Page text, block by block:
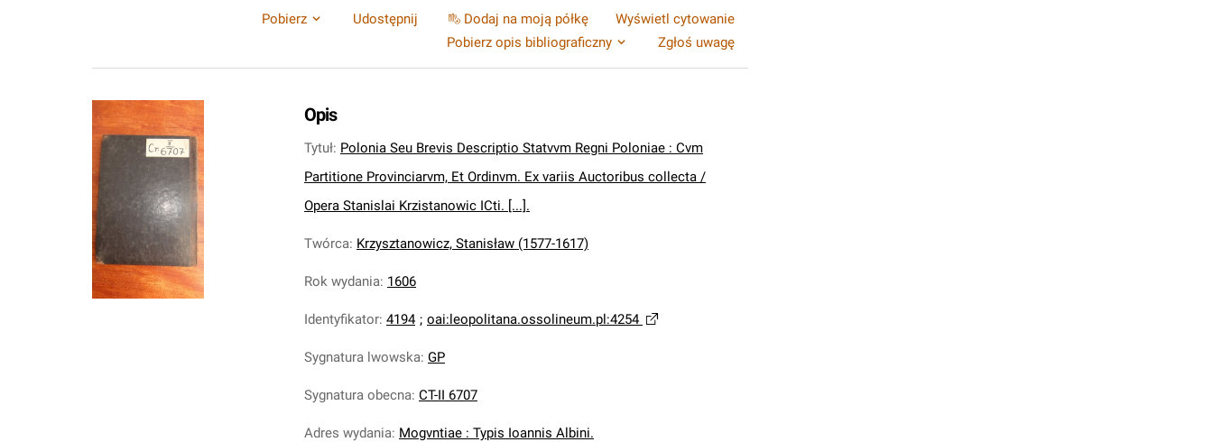
Pobierz Udostępnij Dodaj na moją półkę
Wyświetl cytowanie
Pobierz opis bibliograficzny
Zgłoś uwagę
Opis
Tytuł: Polonia Seu Brevis Descriptio Statvvm Regni Poloniae : Cvm
Partitione Provinciarvm, Et Ordinvm. Ex variis Auctoribus collecta /
Opera Stanislai Krzistanowic ICti. [...].
Twórca: Krzysztanowicz, Stanisław (1577-1617)
Rok wydania: 1606
Identyfikator: 4194 ; oai:leopolitana.ossolineum.pl:4254
Sygnatura lwowska: GP
Sygnatura obecna: CT-II 6707
Adres wydania: Mogvntiae : Typis Ioannis Albini.